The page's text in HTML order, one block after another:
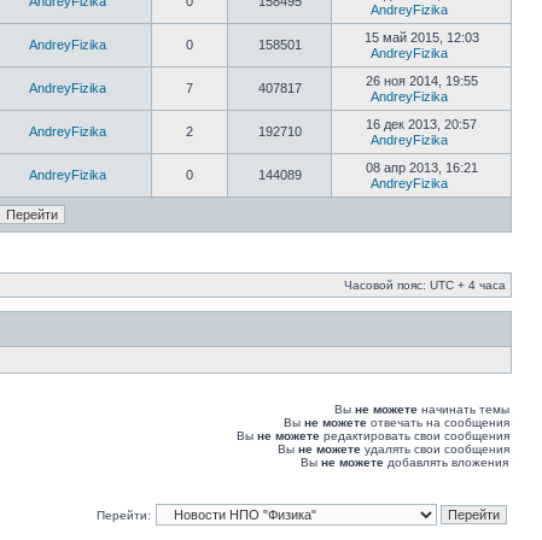
AndreyFizika
AndreyFizika 0 158501
15 май 2015, 12:03
AndreyFizika
AndreyFizika 7 407817
26 ноя 2014, 19:55
AndreyFizika
AndreyFizika 2 192710
16 дек 2013, 20:57
AndreyFizika
AndreyFizika 0 144089
08 апр 2013, 16:21
AndreyFizika
Часовой пояс: UTC + 4 часа
Вы не можете начинать темы
Вы не можете отвечать на сообщения
Вы не можете редактировать свои сообщения
Вы не можете удалять свои сообщения
Вы не можете добавлять вложения
Перейти: